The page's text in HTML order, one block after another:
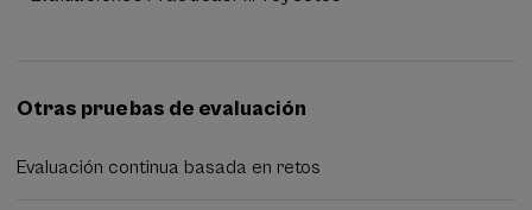
Otras pruebas de evaluación
Evaluación continua basada en retos